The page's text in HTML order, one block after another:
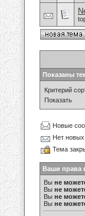
Показаны
Критерий
Показать
Новые
Нет
Тема
Ваши права
Вы не
Вы не
Вы не
Вы не